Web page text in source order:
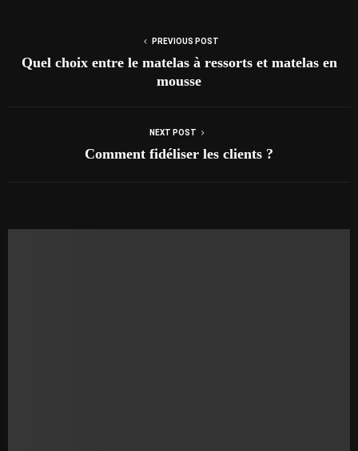
PREVIOUS POST
Quel choix entre le matelas à ressorts et matelas en
mousse
NEXT POST
Comment fidéliser les clients ?